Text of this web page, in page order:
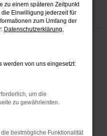
Für Maschinenring
zu einem späteren Zeitpunkt
die Einwilligung jederzeit für
zum Umfang der
Datenschutzerklärung,
werden von uns eingesetzt:
um die
zu gewährleisten.
bestmögliche Funktionalität